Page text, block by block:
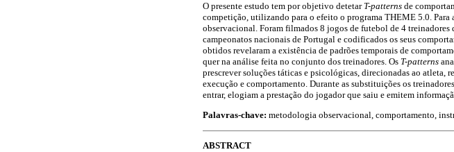
O presente estudo tem por objetivo detetar T-patterns de
competição, utilizando para o efeito o programa THEME 5.0.
observacional. Foram filmados 8 jogos de futebol de 4
campeonatos nacionais de Portugal e codificados os seus
obtidos revelaram a existência de padrões temporais de
quer na análise feita no conjunto dos treinadores. Os T-patterns
prescrever soluções táticas e psicológicas, direcionadas ao
execução e comportamento. Durante as substituições os
entrar, elogiam a prestação do jogador que saiu e emitem
Palavras-chave: metodologia observacional, comportamento,
ABSTRACT